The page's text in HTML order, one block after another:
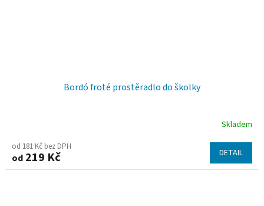
Bordó froté prostěradlo do školky
Skladem
od 181 Kč bez DPH
od 219 Kč DETAIL